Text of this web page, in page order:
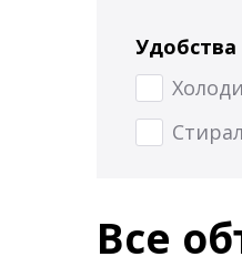
Удобства
Все